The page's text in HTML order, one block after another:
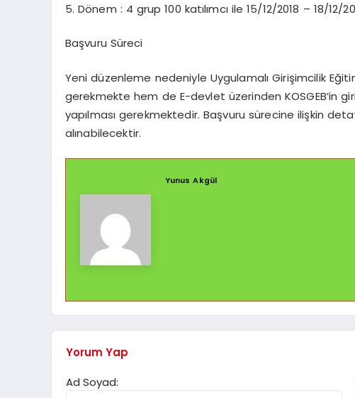
5. Dönem : 4 grup 100 katılımcı ile 15/12/2018 – 18/12/
Başvuru Süreci
Yeni düzenleme nedeniyle Uygulamalı Girişimcilik
gerekmekte hem de E-devlet üzerinden KOSGEB’in
yapılması gerekmektedir. Başvuru sürecine ilişkin
alınabilecektir.
Yunus Akgül
Yorum Yap
Ad Soyad: